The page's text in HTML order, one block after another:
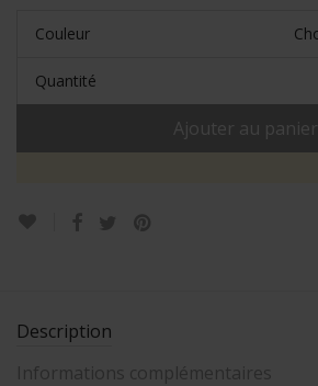
Couleur
Quantité
Ajouter au panier
Description
Informations complémentaires